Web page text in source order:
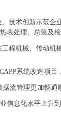
技术创新示范企
表处理、总装及检
程机械、传动机
系统改造项目
流管理更加畅
信息化水平上升到